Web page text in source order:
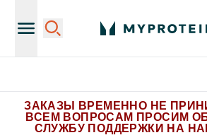
ЗАКАЗЫ ВРЕМЕННО НЕ
ВСЕМ ВОПРОСАМ ПРОСИМ
СЛУЖБУ ПОДДЕРЖКИ НА